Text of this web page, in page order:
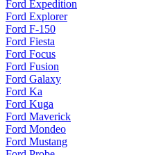
Ford Expedition
Ford Explorer
Ford F-150
Ford Fiesta
Ford Focus
Ford Fusion
Ford Galaxy
Ford Ka
Ford Kuga
Ford Maverick
Ford Mondeo
Ford Mustang